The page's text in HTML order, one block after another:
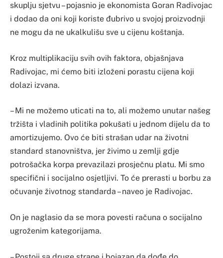
skuplju sjetvu – pojasnio je ekonomista Goran Radivojac
i dodao da oni koji koriste đubrivo u svojoj proizvodnji
ne mogu da ne ukalkulišu sve u cijenu koštanja.
Kroz multiplikaciju svih ovih faktora, objašnjava
Radivojac, mi ćemo biti izloženi porastu cijena koji
dolazi izvana.
– Mi ne možemo uticati na to, ali možemo unutar našeg
tržišta i vladinih politika pokušati u jednom dijelu da to
amortizujemo. Ovo će biti strašan udar na životni
standard stanovništva, jer živimo u zemlji gdje
potrošačka korpa prevazilazi prosječnu platu. Mi smo
specifični i socijalno osjetljivi. To će prerasti u borbu za
očuvanje životnog standarda – naveo je Radivojac.
On je naglasio da se mora povesti računa o socijalno
ugroženim kategorijama.